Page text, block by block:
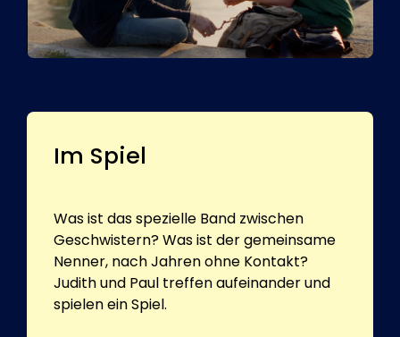
Im Spiel
Was ist das spezielle Band zwischen
Geschwistern? Was ist der gemeinsame
Nenner, nach Jahren ohne Kontakt?
Judith und Paul treffen aufeinander und
spielen ein Spiel.